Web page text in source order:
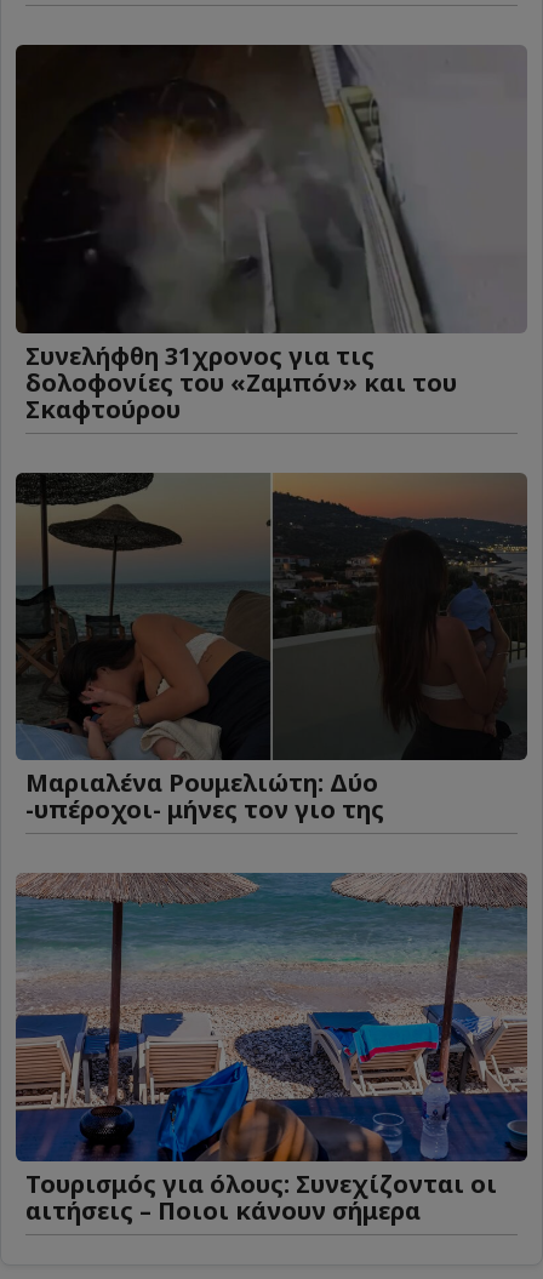
Συνελήφθη 31χρονος για τις
δολοφονίες του «Ζαμπόν» και του
Σκαφτούρου
Μαριαλένα Ρουμελιώτη: Δύο
-υπέροχοι- μήνες τον γιο της
Τουρισμός για όλους: Συνεχίζονται οι
αιτήσεις – Ποιοι κάνουν σήμερα